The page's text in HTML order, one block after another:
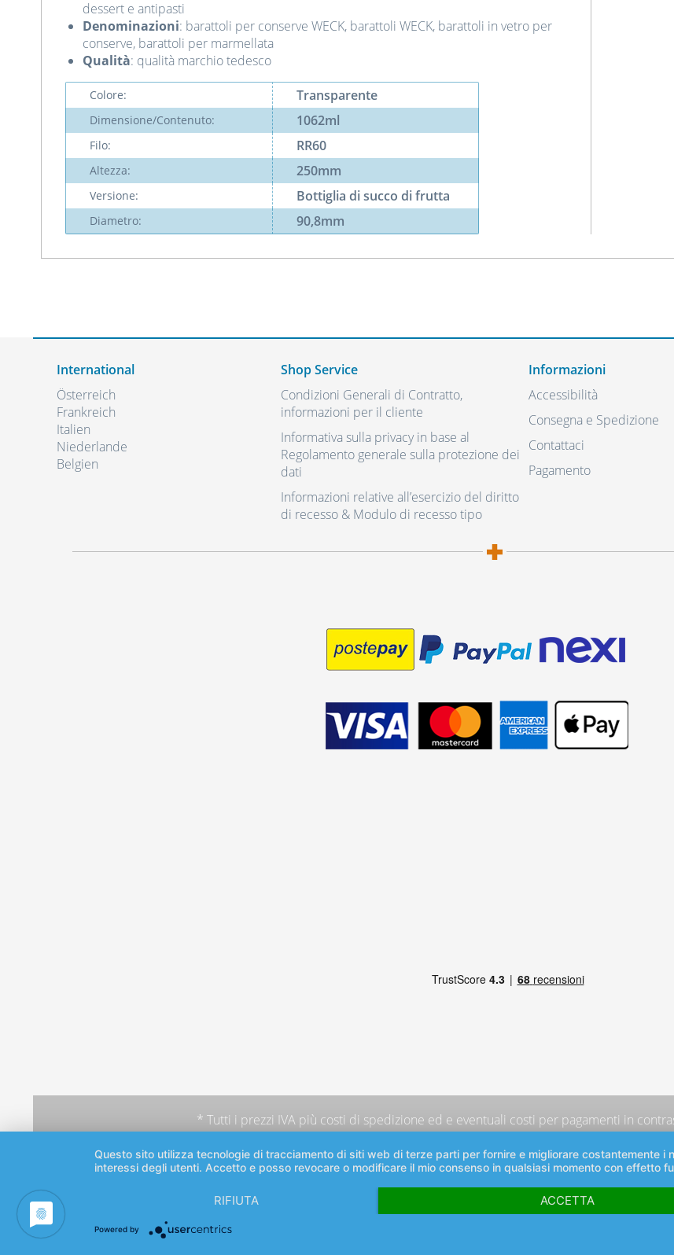
dessert e antipasti
Denominazioni: barattoli per conserve WECK, barattoli WECK, barattoli in vetro per
conserve, barattoli per marmellata
Qualità: qualità marchio tedesco
Colore: Transparente
Dimensione/Contenuto: 1062ml
Filo: RR60
Altezza: 250mm
Versione: Bottiglia di succo di frutta
Diametro: 90,8mm
International
Österreich
Frankreich
Italien
Niederlande
Belgien
Shop Service
Condizioni Generali di Contratto,
informazioni per il cliente
Informativa sulla privacy in base al
Regolamento generale sulla protezione dei
dati
Informazioni relative all’esercizio del diritto
di recesso & Modulo di recesso tipo
Informazioni
Accessibilità
Consegna e Spedizione
Contattaci
Pagamento
* Tutti i prezzi IVA più costi di spedizione ed e eventuali costi per pagamenti in
Questo sito utilizza tecnologie di tracciamento di siti web di terze parti per fornire e migliorare costantemente
interessi degli utenti. Accetto e posso revocare o modificare il mio consenso in qualsiasi momento con effetto
RIFIUTA ACCETTA
Powered by